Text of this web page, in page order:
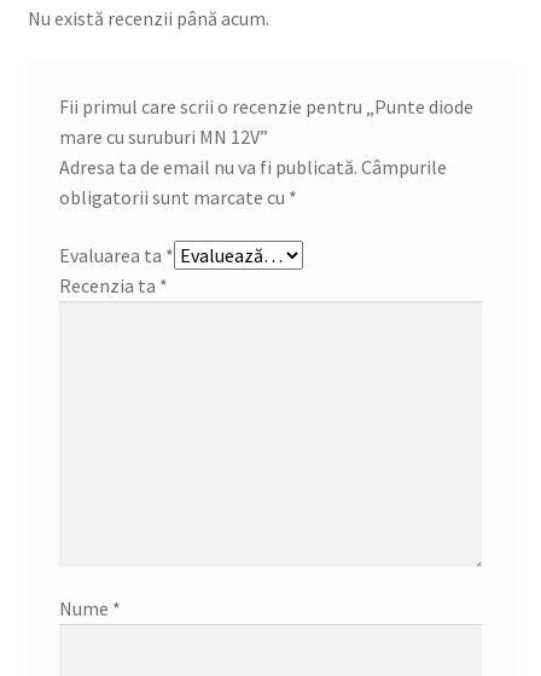
Nu există recenzii până acum.
Fii primul care scrii o recenzie pentru „Punte diode
mare cu suruburi MN 12V”
Adresa ta de email nu va fi publicată. Câmpurile
obligatorii sunt marcate cu *
Evaluarea ta *
Recenzia ta *
Nume *